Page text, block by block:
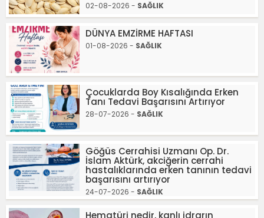
02-08-2026 - SAĞLIK
DÜNYA EMZİRME HAFTASI
01-08-2026 - SAĞLIK
Çocuklarda Boy Kısalığında Erken
Tanı Tedavi Başarısını Artırıyor
28-07-2026 - SAĞLIK
Göğüs Cerrahisi Uzmanı Op. Dr.
İslam Aktürk, akciğerin cerrahi
hastalıklarında erken tanının tedavi
başarısını artırıyor
24-07-2026 - SAĞLIK
Hematüri nedir, kanlı idrarın